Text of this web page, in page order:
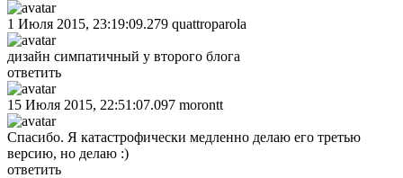
1 Июля 2015, 23:19:09.279 quattroparola
дизайн симпатичный у второго блога
ответить
15 Июля 2015, 22:51:07.097 morontt
Спасибо. Я катастрофически медленно делаю его третью
версию, но делаю :)
ответить